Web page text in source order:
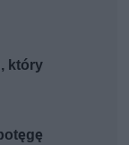
który